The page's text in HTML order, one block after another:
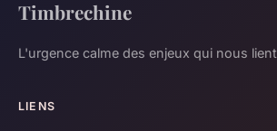
Timbrechine
L'urgence calme des enjeux qui nous lient
LIENS